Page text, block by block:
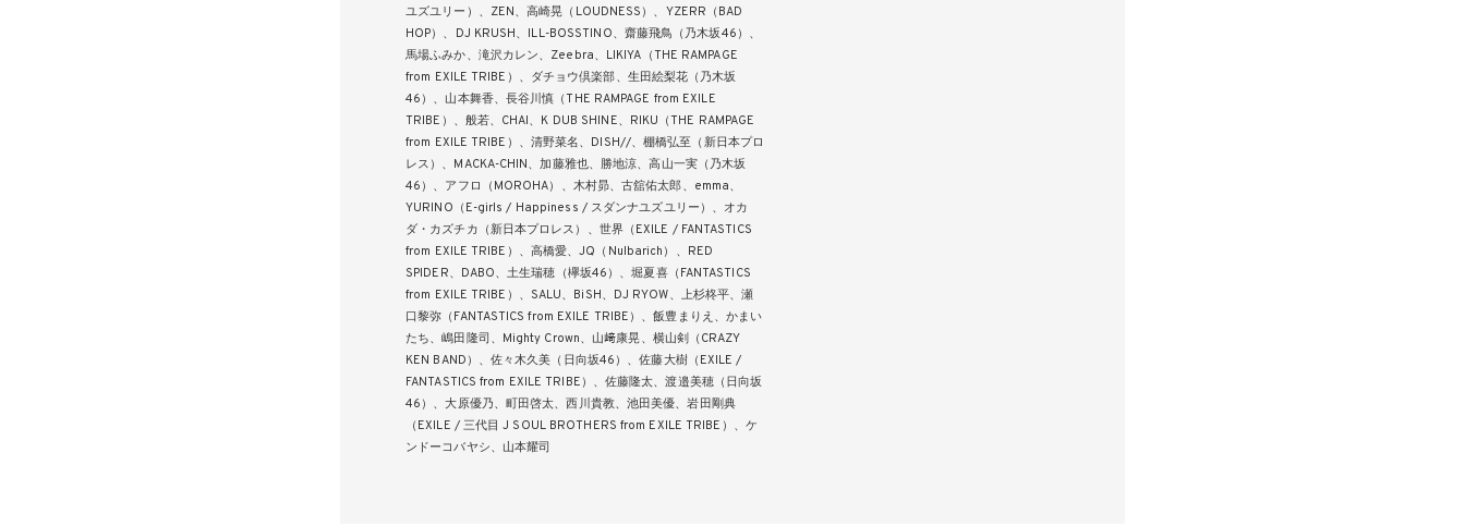
ユズユリー）、ZEN、高崎晃（LOUDNESS）、YZERR（BAD
HOP）、DJ KRUSH、ILL-BOSSTINO、齋藤飛鳥（乃木坂46）、
馬場ふみか、滝沢カレン、Zeebra、LIKIYA（THE RAMPAGE
from EXILE TRIBE）、ダチョウ倶楽部、生田絵梨花（乃木坂
46）、山本舞香、長谷川慎（THE RAMPAGE from EXILE
TRIBE）、般若、CHAI、K DUB SHINE、RIKU（THE RAMPAGE
from EXILE TRIBE）、清野菜名、DISH//、棚橋弘至（新日本プロ
レス）、MACKA-CHIN、加藤雅也、勝地涼、高山一実（乃木坂
46）、アフロ（MOROHA）、木村昴、古舘佑太郎、emma、
YURINO（E-girls / Happiness / スダンナユズユリー）、オカ
ダ・カズチカ（新日本プロレス）、世界（EXILE / FANTASTICS
from EXILE TRIBE）、高橋愛、JQ（Nulbarich）、RED
SPIDER、DABO、土生瑞穂（欅坂46）、堀夏喜（FANTASTICS
from EXILE TRIBE）、SALU、BiSH、DJ RYOW、上杉柊平、瀬
口黎弥（FANTASTICS from EXILE TRIBE）、飯豊まりえ、かまい
たち、嶋田隆司、Mighty Crown、山﨑康晃、横山剣（CRAZY
KEN BAND）、佐々木久美（日向坂46）、佐藤大樹（EXILE /
FANTASTICS from EXILE TRIBE）、佐藤隆太、渡邉美穂（日向坂
46）、大原優乃、町田啓太、西川貴教、池田美優、岩田剛典
（EXILE / 三代目 J SOUL BROTHERS from EXILE TRIBE）、ケ
ンドーコバヤシ、山本耀司